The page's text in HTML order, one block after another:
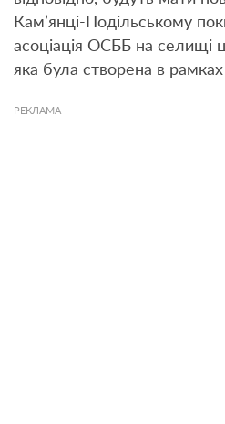
Кам’янці-Подільському
асоціація ОСББ на селищі
яка була створена в
РЕКЛАМА